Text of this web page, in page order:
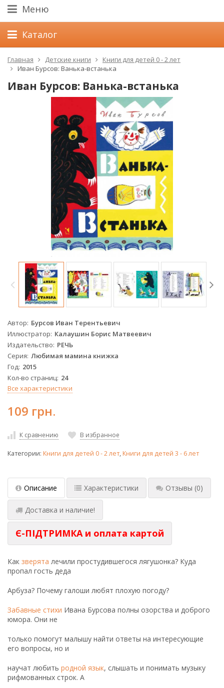
Меню
Каталог
Главная Детские книги
Книги для детей 0 - 2 лет
Иван Бурсов: Ванька-встанька
Иван Бурсов: Ванька-встанька
Автор Бурсов Иван Терентьевич
Иллюстратор Калаушин Борис Матвеевич
Издательство РЕЧЬ
Серия Любимая мамина книжка
Год 2015
Кол-во страниц 24
Все характеристики
109 грн.
К сравнению В избранное
Категории: Книги для детей 0 - 2 лет,Книги для детей 3 - 6 лет
Описание Характеристики Отзывы (0)
Доставка и наличие!
Є-ПІДТРИМКА и оплата картой
Как зверята лечили простудившегося лягушонка? Куда
пропал гость деда
Арбуза? Почему галоши любят плохую погоду?
Забавные стихи Ивана Бурсова полны озорства и доброго
юмора. Они не
только помогут малышу найти ответы на интересующие
его вопросы, но и
научат любить родной язык, слышать и понимать музыку
рифмованных строк. А